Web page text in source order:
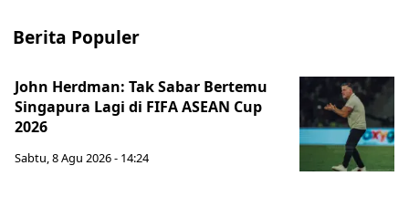
Berita Populer
John Herdman: Tak Sabar Bertemu
Singapura Lagi di FIFA ASEAN Cup
2026
Sabtu, 8 Agu 2026 - 14:24